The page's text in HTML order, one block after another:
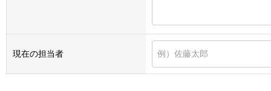
現在の担当者